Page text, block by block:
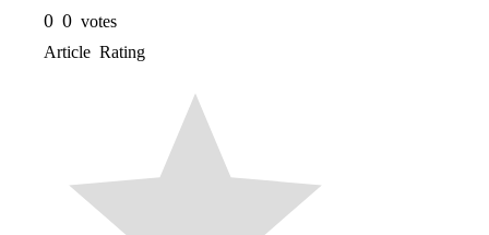
0 0 votes
Article Rating